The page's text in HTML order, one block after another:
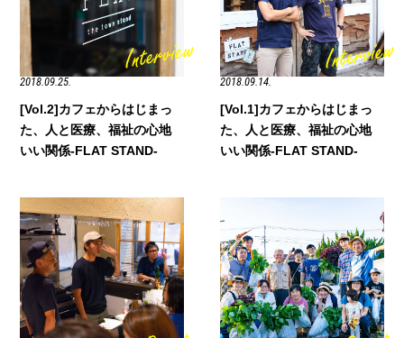
2018.09.25.
[Vol.2]カフェからはじまっ
た、人と医療、福祉の心地
いい関係-FLAT STAND-
2018.09.14.
[Vol.1]カフェからはじまっ
た、人と医療、福祉の心地
いい関係-FLAT STAND-